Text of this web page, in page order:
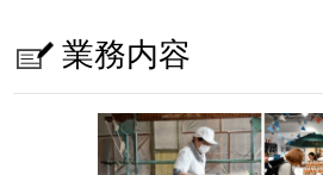
業務内容